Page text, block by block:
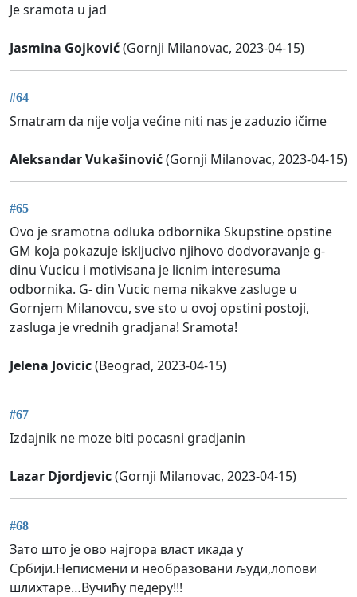
Je sramota u jad
Jasmina Gojković(Gornji Milanovac, 2023-04-15)
#64
Smatram da nije volja većine niti nas je zaduzio ičime
Aleksandar Vukašinović(Gornji Milanovac, 2023-04-15)
#65
Ovo je sramotna odluka odbornika Skupstine opstine
GM koja pokazuje iskljucivo njihovo dodvoravanje g-
dinu Vucicu i motivisana je licnim interesuma
odbornika. G- din Vucic nema nikakve zasluge u
Gornjem Milanovcu, sve sto u ovoj opstini postoji,
zasluga je vrednih gradjana! Sramota!
Jelena Jovicic(Beograd, 2023-04-15)
#67
Izdajnik ne moze biti pocasni gradjanin
Lazar Djordjevic(Gornji Milanovac, 2023-04-15)
#68
Зато што је ово најгора власт икада у
Србији.Неписмени и необразовани људи,лопови
шлихтаре…Вучићу педеру!!!